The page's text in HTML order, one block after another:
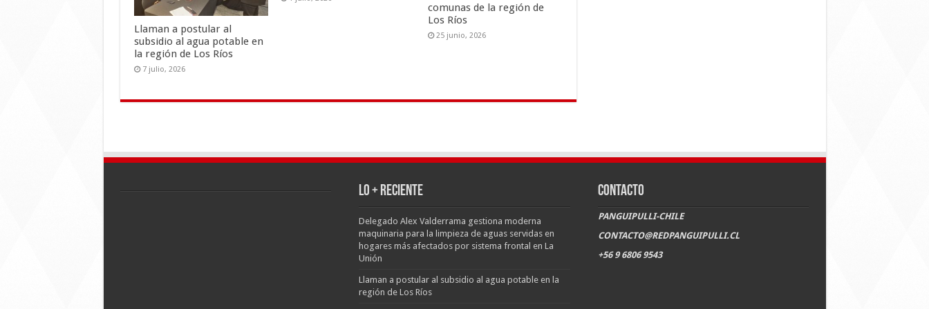
Llaman a postular al
subsidio al agua potable en
la región de Los Ríos
7 julio, 2026
comunas de la región de
Los Ríos
25 junio, 2026
LO + RECIENTE
Delegado Alex Valderrama gestiona moderna
maquinaria para la limpieza de aguas servidas en
hogares más afectados por sistema frontal en La
Unión
Llaman a postular al subsidio al agua potable en la
región de Los Ríos
CONTACTO
PANGUIPULLI-CHILE
CONTACTO@REDPANGUIPULLI.CL
+56 9 6806 9543